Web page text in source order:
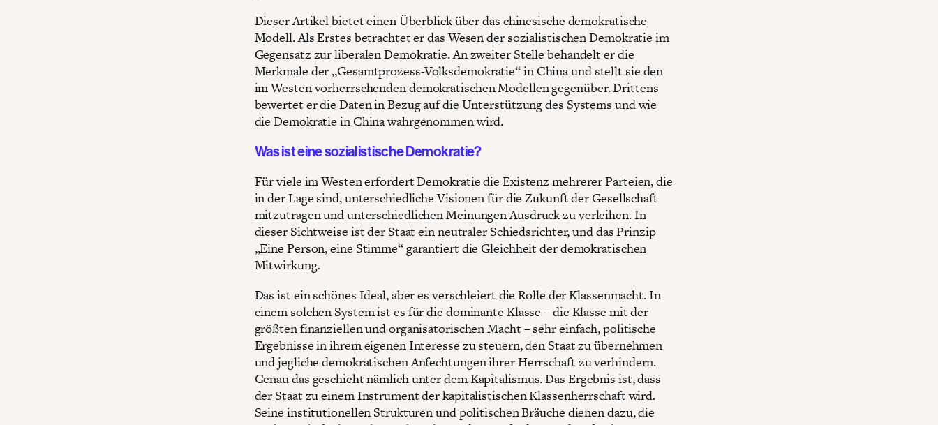
Dieser Artikel bietet einen Überblick über das chinesische demokratische
Modell. Als Erstes betrachtet er das Wesen der sozialistischen Demokratie im
Gegensatz zur liberalen Demokratie. An zweiter Stelle behandelt er die
Merkmale der „Gesamtprozess-Volksdemokratie“ in China und stellt sie den
im Westen vorherrschenden demokratischen Modellen gegenüber. Drittens
bewertet er die Daten in Bezug auf die Unterstützung des Systems und wie
die Demokratie in China wahrgenommen wird.
Was ist eine sozialistische Demokratie?
Für viele im Westen erfordert Demokratie die Existenz mehrerer Parteien, die
in der Lage sind, unterschiedliche Visionen für die Zukunft der Gesellschaft
mitzutragen und unterschiedlichen Meinungen Ausdruck zu verleihen. In
dieser Sichtweise ist der Staat ein neutraler Schiedsrichter, und das Prinzip
„Eine Person, eine Stimme“ garantiert die Gleichheit der demokratischen
Mitwirkung.
Das ist ein schönes Ideal, aber es verschleiert die Rolle der Klassenmacht. In
einem solchen System ist es für die dominante Klasse – die Klasse mit der
größten finanziellen und organisatorischen Macht – sehr einfach, politische
Ergebnisse in ihrem eigenen Interesse zu steuern, den Staat zu übernehmen
und jegliche demokratischen Anfechtungen ihrer Herrschaft zu verhindern.
Genau das geschieht nämlich unter dem Kapitalismus. Das Ergebnis ist, dass
der Staat zu einem Instrument der kapitalistischen Klassenherrschaft wird.
Seine institutionellen Strukturen und politischen Bräuche dienen dazu, die